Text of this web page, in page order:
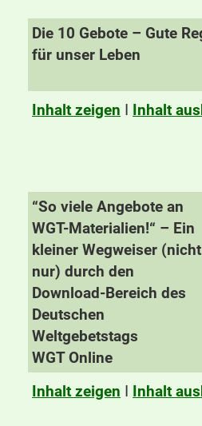
Die 10 Gebote – Gute
für unser Leben
Inhalt zeigen I Inhalt
“So viele Angebote an
WGT-Materialien!“ – Ein
kleiner Wegweiser (nicht
nur) durch den
Download-Bereich des
Deutschen
Weltgebetstags
WGT Online
Inhalt zeigen I Inhalt